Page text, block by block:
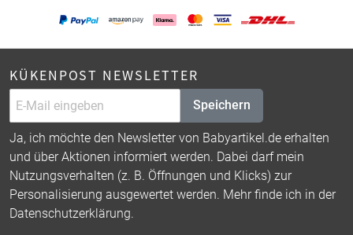
KÜKENPOST NEWSLETTER
Speichern
Ja, ich möchte den Newsletter von Babyartikel.de erhalten
und über Aktionen informiert werden. Dabei darf mein
Nutzungsverhalten (z. B. Öffnungen und Klicks) zur
Personalisierung ausgewertet werden. Mehr finde ich in der
Datenschutzerklärung.